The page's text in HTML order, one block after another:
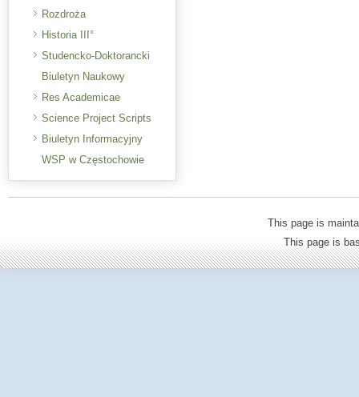
Rozdroża
Historia III°
Studencko-Doktorancki
Biuletyn Naukowy
Res Academicae
Science Project Scripts
Biuletyn Informacyjny
WSP w Częstochowie
This page is
This page is